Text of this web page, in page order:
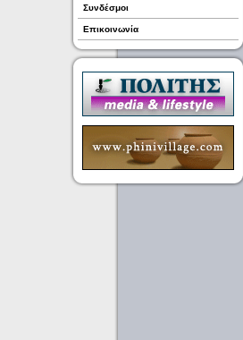
Συνδέσμοι
Επικοινωνία